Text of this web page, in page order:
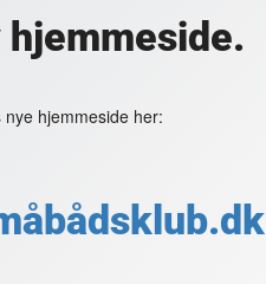
hjemmeside her: